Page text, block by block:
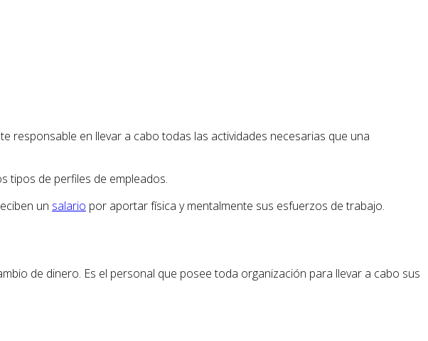
responsable en llevar a cabo todas las actividades necesarias que una
tipos de perfiles de empleados.
un salario por aportar física y mentalmente sus esfuerzos de trabajo.
de dinero. Es el personal que posee toda organización para llevar a cabo sus